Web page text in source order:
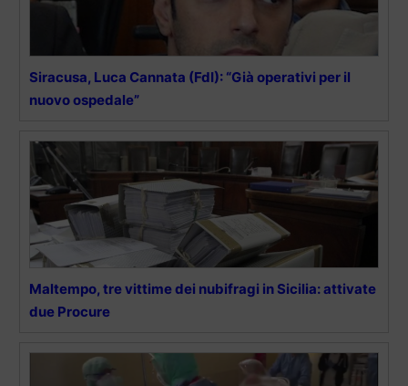
Siracusa, Luca Cannata (FdI): “Già operativi per il
nuovo ospedale”
Maltempo, tre vittime dei nubifragi in Sicilia: attivate
due Procure